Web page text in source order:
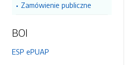
Zamówienie publiczne
BOI
ESP ePUAP